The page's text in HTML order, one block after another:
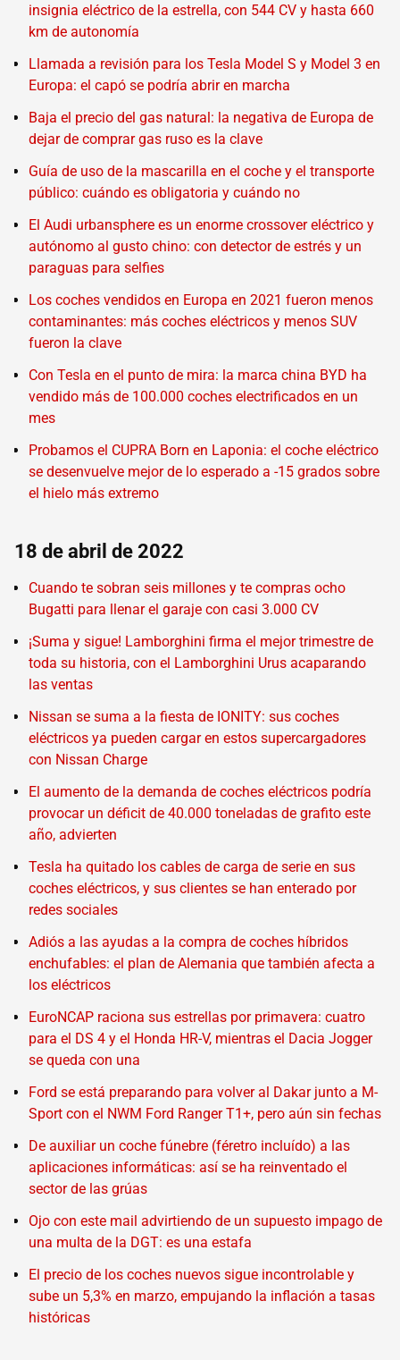
insignia eléctrico de la estrella, con 544 CV y hasta 660
km de autonomía
Llamada a revisión para los Tesla Model S y Model 3 en
Europa: el capó se podría abrir en marcha
Baja el precio del gas natural: la negativa de Europa de
dejar de comprar gas ruso es la clave
Guía de uso de la mascarilla en el coche y el transporte
público: cuándo es obligatoria y cuándo no
El Audi urbansphere es un enorme crossover eléctrico y
autónomo al gusto chino: con detector de estrés y un
paraguas para selfies
Los coches vendidos en Europa en 2021 fueron menos
contaminantes: más coches eléctricos y menos SUV
fueron la clave
Con Tesla en el punto de mira: la marca china BYD ha
vendido más de 100.000 coches electrificados en un
mes
Probamos el CUPRA Born en Laponia: el coche eléctrico
se desenvuelve mejor de lo esperado a -15 grados sobre
el hielo más extremo
18 de abril de 2022
Cuando te sobran seis millones y te compras ocho
Bugatti para llenar el garaje con casi 3.000 CV
¡Suma y sigue! Lamborghini firma el mejor trimestre de
toda su historia, con el Lamborghini Urus acaparando
las ventas
Nissan se suma a la fiesta de IONITY: sus coches
eléctricos ya pueden cargar en estos supercargadores
con Nissan Charge
El aumento de la demanda de coches eléctricos podría
provocar un déficit de 40.000 toneladas de grafito este
año, advierten
Tesla ha quitado los cables de carga de serie en sus
coches eléctricos, y sus clientes se han enterado por
redes sociales
Adiós a las ayudas a la compra de coches híbridos
enchufables: el plan de Alemania que también afecta a
los eléctricos
EuroNCAP raciona sus estrellas por primavera: cuatro
para el DS 4 y el Honda HR-V, mientras el Dacia Jogger
se queda con una
Ford se está preparando para volver al Dakar junto a M-
Sport con el NWM Ford Ranger T1+, pero aún sin fechas
De auxiliar un coche fúnebre (féretro incluído) a las
aplicaciones informáticas: así se ha reinventado el
sector de las grúas
Ojo con este mail advirtiendo de un supuesto impago de
una multa de la DGT: es una estafa
El precio de los coches nuevos sigue incontrolable y
sube un 5,3% en marzo, empujando la inflación a tasas
históricas